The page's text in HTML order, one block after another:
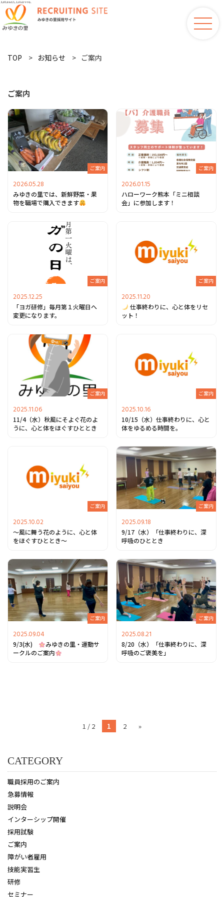
TOP お知らせ ご案内
ご案内
ご案内
2026.05.28
みゆきの里では、新鮮野菜・果
物を職場で購入できます
ご案内
2026.01.15
ハローワーク熊本「ミニ相談
会」に参加します！
ご案内
2025.12.25
「ヨガ研修」毎月第１火曜日へ
変更になります。
ご案内
2025.11.20
仕事終わりに、心と体をリセ
ット！
ご案内
2025.11.06
11/4（水）秋風にそよぐ花のよ
うに、心と体をほぐすひととき
ご案内
2025.10.16
10/15（水）仕事終わりに、心と
体をゆるめる時間を。
ご案内
2025.10.02
〜風に舞う花のように、心と体
をほぐすひととき〜
ご案内
2025.09.18
9/17（水）「仕事終わりに、深
呼吸のひととき
ご案内
2025.09.04
9/3(水)
みゆきの里・運動サ
ークルのご案内
ご案内
2025.08.21
8/20（水）「仕事終わりに、深
呼吸のご褒美を」
1 / 2 1 2 »
CATEGORY
職員採用のご案内
急募情報
説明会
インターシップ開催
採用試験
ご案内
障がい者雇用
技能実習生
研修
セミナー